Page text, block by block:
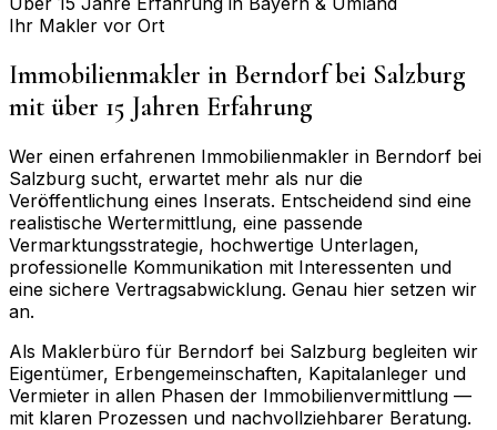
Ihr Makler vor Ort
Immobilienmakler in Berndorf bei Salzburg
mit über 15 Jahren Erfahrung
Wer einen erfahrenen Immobilienmakler in Berndorf bei
Salzburg sucht, erwartet mehr als nur die
Veröffentlichung eines Inserats. Entscheidend sind eine
realistische Wertermittlung, eine passende
Vermarktungsstrategie, hochwertige Unterlagen,
professionelle Kommunikation mit Interessenten und
eine sichere Vertragsabwicklung. Genau hier setzen wir
an.
Als Maklerbüro für Berndorf bei Salzburg begleiten wir
Eigentümer, Erbengemeinschaften, Kapitalanleger und
Vermieter in allen Phasen der Immobilienvermittlung —
mit klaren Prozessen und nachvollziehbarer Beratung.